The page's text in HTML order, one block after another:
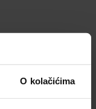
O kolačićima